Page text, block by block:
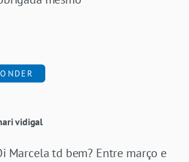
vidigal
Marcela td bem? Entre março e